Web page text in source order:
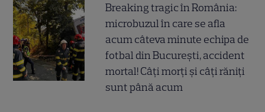
Breaking tragic în România:
microbuzul în care se afla
acum câteva minute echipa de
fotbal din București, accident
mortal! Câți morți și câți răniți
sunt până acum